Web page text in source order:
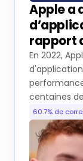
Apple a
rapport
En 2022,
centaines
60.7% de